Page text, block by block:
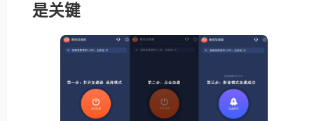
是关键